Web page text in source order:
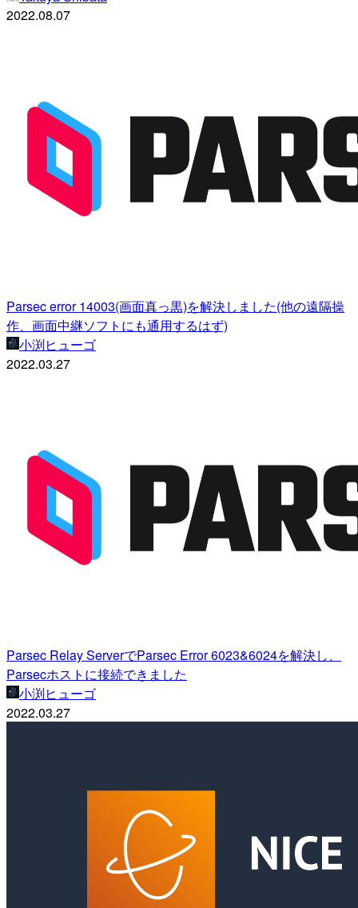
2022.08.07
Parsec error 14003(画面真っ黒)を解決しました(他の遠隔操
作、画面中継ソフトにも通用するはず)
小渕ヒューゴ
2022.03.27
Parsec Relay ServerでParsec Error 6023&6024を解決し、
Parsecホストに接続できました
小渕ヒューゴ
2022.03.27